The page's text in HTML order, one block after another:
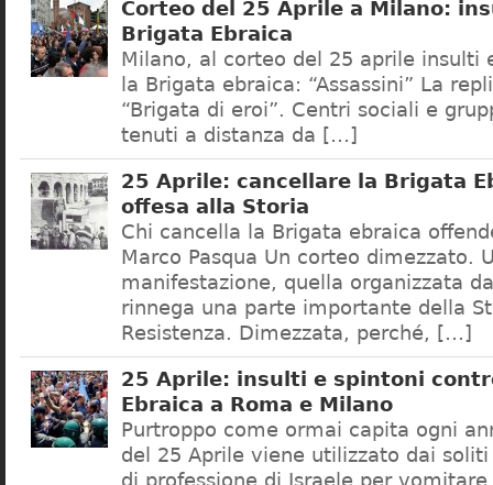
Corteo del 25 Aprile a Milano:
Brigata Ebraica
Milano, al corteo del 25 aprile insulti
la Brigata ebraica: “Assassini” La
“Brigata di eroi”. Centri sociali e
tenuti a distanza da […]
25 Aprile: cancellare la Brigata
offesa alla Storia
Chi cancella la Brigata ebraica
Marco Pasqua Un corteo dimezzato.
manifestazione, quella organizzata
rinnega una parte importante della
Resistenza. Dimezzata, perché, […]
25 Aprile: insulti e spintoni
Ebraica a Roma e Milano
Purtroppo come ormai capita ogni
del 25 Aprile viene utilizzato dai
di professione di Israele per